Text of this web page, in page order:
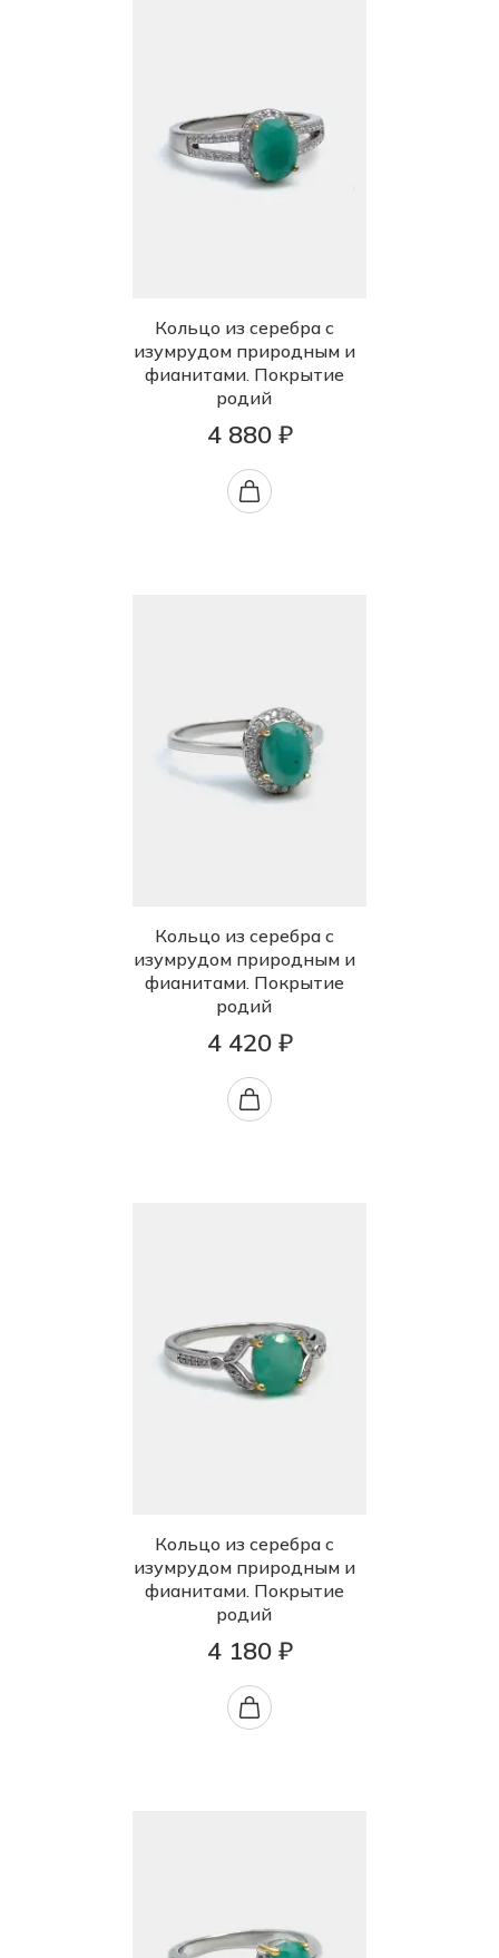
Кольцо из серебра с
изумрудом природным и
фианитами. Покрытие
родий
4 880 ₽
Кольцо из серебра с
изумрудом природным и
фианитами. Покрытие
родий
4 420 ₽
Кольцо из серебра с
изумрудом природным и
фианитами. Покрытие
родий
4 180 ₽